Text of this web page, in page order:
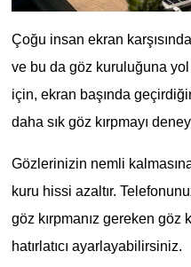
Çoğu insan ekran
ve bu da göz kuruluğuna yol
için, ekran başında
daha sık göz kırpmayı
Gözlerinizin nemli
kuru hissi azaltır.
göz kırpmanız gereken göz
hatırlatıcı ayarlayabilirsiniz.